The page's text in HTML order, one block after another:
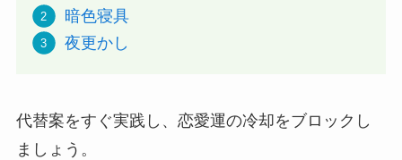
暗色寝具
夜更かし
代替案をすぐ実践し、恋愛運の冷却をブロックし
ましょう。